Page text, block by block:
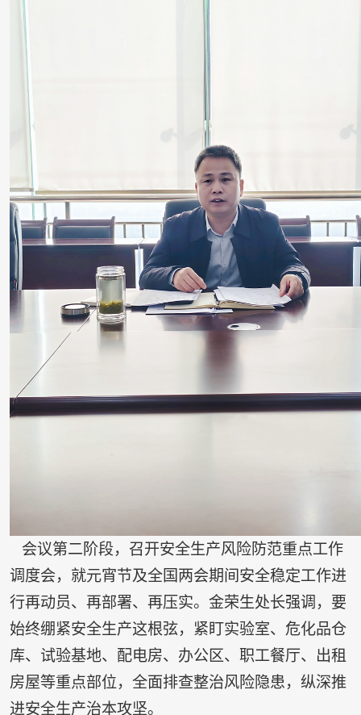
会议第二阶段，召开安全生产风险防范重点工作
调度会，就元宵节及全国两会期间安全稳定工作进
行再动员、再部署、再压实。金荣生处长强调，要
始终绷紧安全生产这根弦，紧盯实验室、危化品仓
库、试验基地、配电房、办公区、职工餐厅、出租
房屋等重点部位，全面排查整治风险隐患，纵深推
进安全生产治本攻坚。